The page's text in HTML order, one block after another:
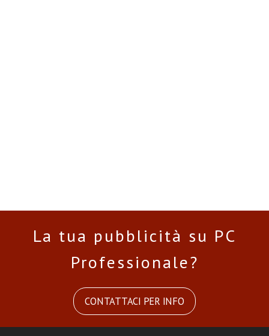
La tua pubblicità su PC
Professionale?
CONTATTACI PER INFO